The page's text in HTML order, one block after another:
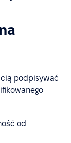
podpisywać
od